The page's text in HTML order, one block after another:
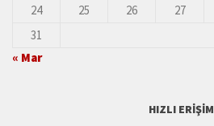
24
25 26 27
31
« Mar
HIZLI ERIŞIM